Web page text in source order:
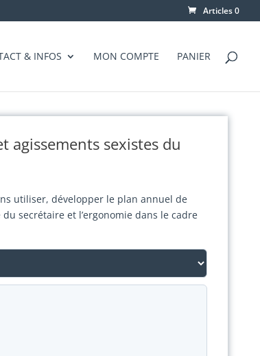
Articles 0
& INFOS MON COMPTE PANIER
agissements sexistes du
utiliser, développer le plan annuel de
secrétaire et l’ergonomie dans le cadre